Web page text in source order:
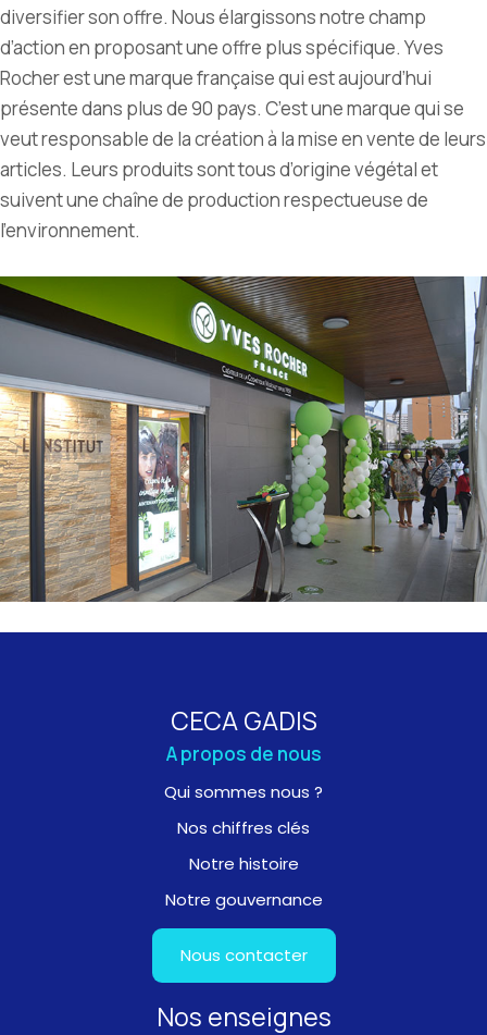
diversifier son offre. Nous élargissons notre champ
d’action en proposant une offre plus spécifique. Yves
Rocher est une marque française qui est aujourd’hui
présente dans plus de 90 pays. C’est une marque qui se
veut responsable de la création à la mise en vente de leurs
articles. Leurs produits sont tous d’origine végétal et
suivent une chaîne de production respectueuse de
l’environnement.
CECA GADIS
A propos de nous
Qui sommes nous ?
Nos chiffres clés
Notre histoire
Notre gouvernance
Nous contacter
Nos enseignes